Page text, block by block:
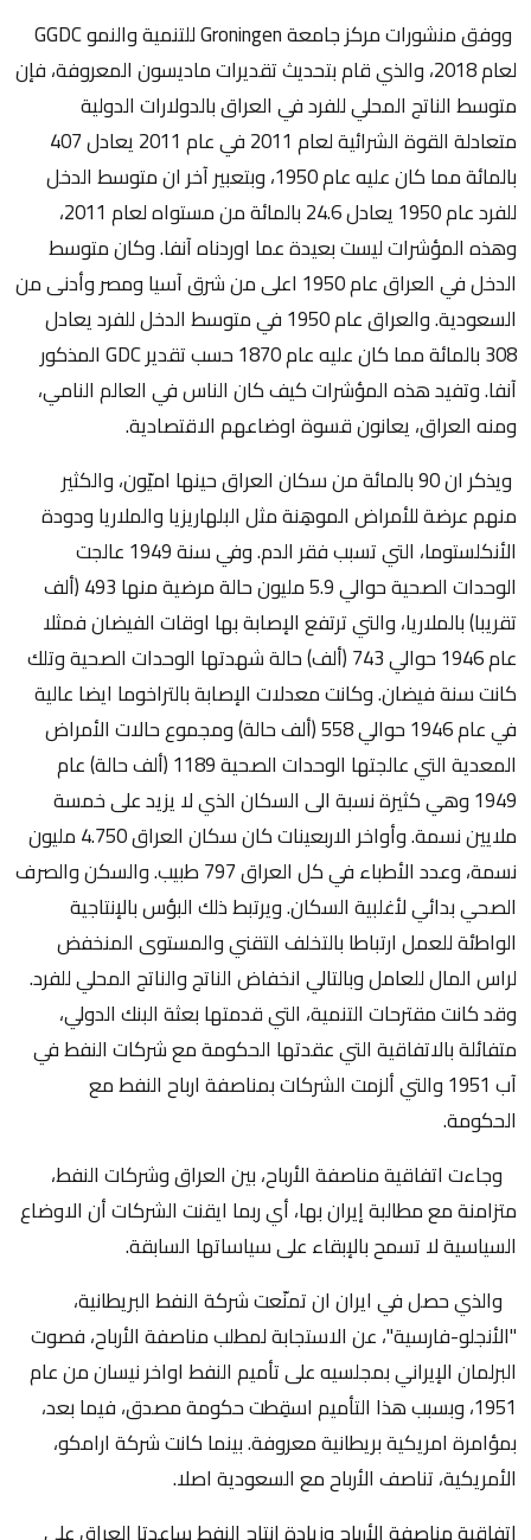
ووفق منشورات مركز جامعة Groningen للتنمية والنمو GGDC
لعام 2018، والذي قام بتحديث تقديرات ماديسون المعروفة، فإن
متوسط الناتج المحلي للفرد في العراق بالدولارات الدولية
متعادلة القوة الشرائية لعام 2011 في عام 2011 يعادل 407
بالمائة مما كان عليه عام 1950، وبتعبير آخر ان متوسط الدخل
للفرد عام 1950 يعادل 24.6 بالمائة من مستواه لعام 2011،
وهذه المؤشرات ليست بعيدة عما اوردناه آنفا. وكان متوسط
الدخل في العراق عام 1950 اعلى من شرق آسيا ومصر وأدنى من
السعودية. والعراق عام 1950 في متوسط الدخل للفرد يعادل
308 بالمائة مما كان عليه عام 1870 حسب تقدير GDC المذكور
آنفا. وتفيد هذه المؤشرات كيف كان الناس في العالم النامي،
ومنه العراق، يعانون قسوة اوضاعهم الاقتصادية.
ويذكر ان 90 بالمائة من سكان العراق حينها اميّون، والكثير
منهم عرضة للأمراض الموهِنة مثل البلهاريزيا والملاريا ودودة
الأنكلستوما، التي تسبب فقر الدم. وفي سنة 1949 عالجت
الوحدات الصحية حوالي 5.9 مليون حالة مرضية منها 493 (ألف
تقريبا) بالملاريا، والتي ترتفع الإصابة بها اوقات الفيضان فمثلا
عام 1946 حوالي 743 (ألف) حالة شهدتها الوحدات الصحية وتلك
كانت سنة فيضان. وكانت معدلات الإصابة بالتراخوما ايضا عالية
في عام 1946 حوالي 558 (ألف حالة) ومجموع حالات الأمراض
المعدية التي عالجتها الوحدات الصحية 1189 (ألف حالة) عام
1949 وهي كثيرة نسبة الى السكان الذي لا يزيد على خمسة
ملايين نسمة. وأواخر الاربعينات كان سكان العراق 4.750 مليون
نسمة، وعدد الأطباء في كل العراق 797 طبيب. والسكن والصرف
الصحي بدائي لأغلبية السكان. ويرتبط ذلك البؤس بالإنتاجية
الواطئة للعمل ارتباطا بالتخلف التقني والمستوى المنخفض
لراس المال للعامل وبالتالي انخفاض الناتج والناتج المحلي للفرد.
وقد كانت مقترحات التنمية، التي قدمتها بعثة البنك الدولي،
متفائلة بالاتفاقية التي عقدتها الحكومة مع شركات النفط في
آب 1951 والتي ألزمت الشركات بمناصفة ارباح النفط مع
الحكومة.
وجاءت اتفاقية مناصفة الأرباح، بين العراق وشركات النفط،
متزامنة مع مطالبة إيران بها، أي ربما ايقنت الشركات أن الاوضاع
السياسية لا تسمح بالإبقاء على سياساتها السابقة.
والذي حصل في ايران ان تمنّعت شركة النفط البريطانية،
"الأنجلو-فارسية"، عن الاستجابة لمطلب مناصفة الأرباح، فصوت
البرلمان الإيراني بمجلسيه على تأميم النفط اواخر نيسان من عام
1951، وبسبب هذا التأميم اسقِطت حكومة مصدق، فيما بعد،
بمؤامرة امريكية بريطانية معروفة. بينما كانت شركة ارامكو،
الأمريكية، تناصف الأرباح مع السعودية اصلا.